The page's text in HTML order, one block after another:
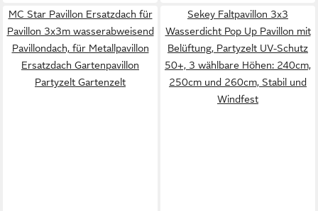
MC Star Pavillon Ersatzdach für
Pavillon 3x3m wasserabweisend
Pavillondach, für Metallpavillon
Ersatzdach Gartenpavillon
Partyzelt Gartenzelt
Sekey Faltpavillon 3x3
Wasserdicht Pop Up Pavillon mit
Belüftung, Partyzelt UV-Schutz
50+, 3 wählbare Höhen: 240cm,
250cm und 260cm, Stabil und
Windfest